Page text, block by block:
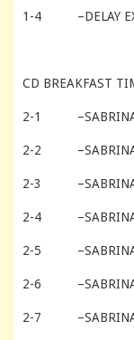
1-4 –DELAY
CD BREAKFAST
2-1
2-2
2-3
2-4
2-5
2-6
2-7